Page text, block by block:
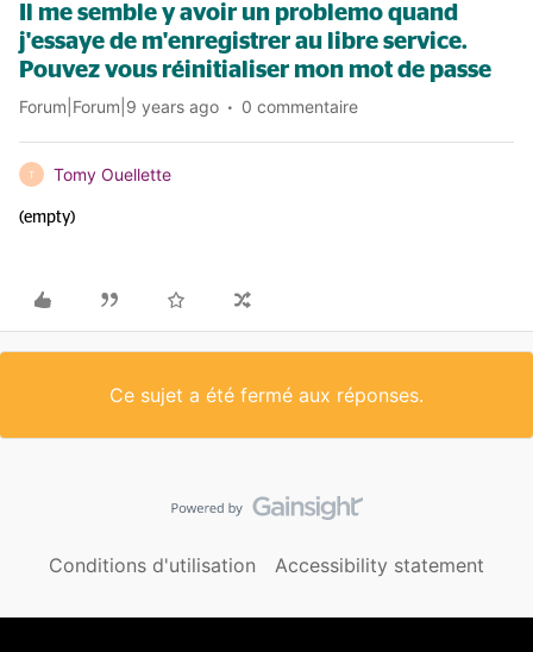
Il me semble y avoir un problemo quand
j'essaye de m'enregistrer au libre service.
Pouvez vous réinitialiser mon mot de passe
Forum|Forum|9 years ago 0 commentaire
T Tomy Ouellette
(empty)
Ce sujet a été fermé aux réponses.
Conditions d'utilisation Accessibility statement